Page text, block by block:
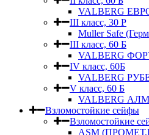
VALBERG
III класс, 30 Р
Muller Safe
III класс, 60 Б
VALBERG
IV класс, 60Б
VALBERG
V класс, 60 Б
VALBERG
Взломостойкие сейфы
Взломостойкие
ASM